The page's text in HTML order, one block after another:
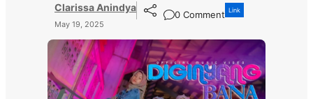
Clarissa Anindya
May 19, 2025
0 Comment Link